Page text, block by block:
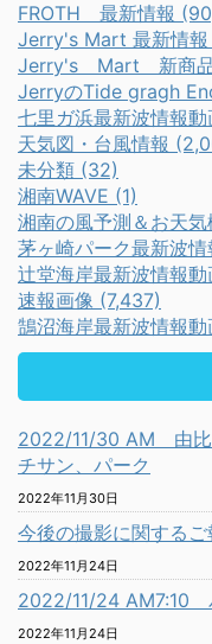
FROTH 最新情報
Jerry's Mart 最新情
Jerry's Mart 新商品
JerryのTide gragh
七里ガ浜最新波情報
天気図・台風情報
未分類 (32)
湘南WAVE (1)
湘南の風予測＆お天
茅ヶ崎パーク最新波
辻堂海岸最新波情報
速報画像 (7,437)
鵠沼海岸最新波情報
2022/11/30 AM 由比
チサン、パーク
2022年11月30日
今後の撮影に関するご
2022年11月24日
2022/11/24 AM7:10
2022年11月24日